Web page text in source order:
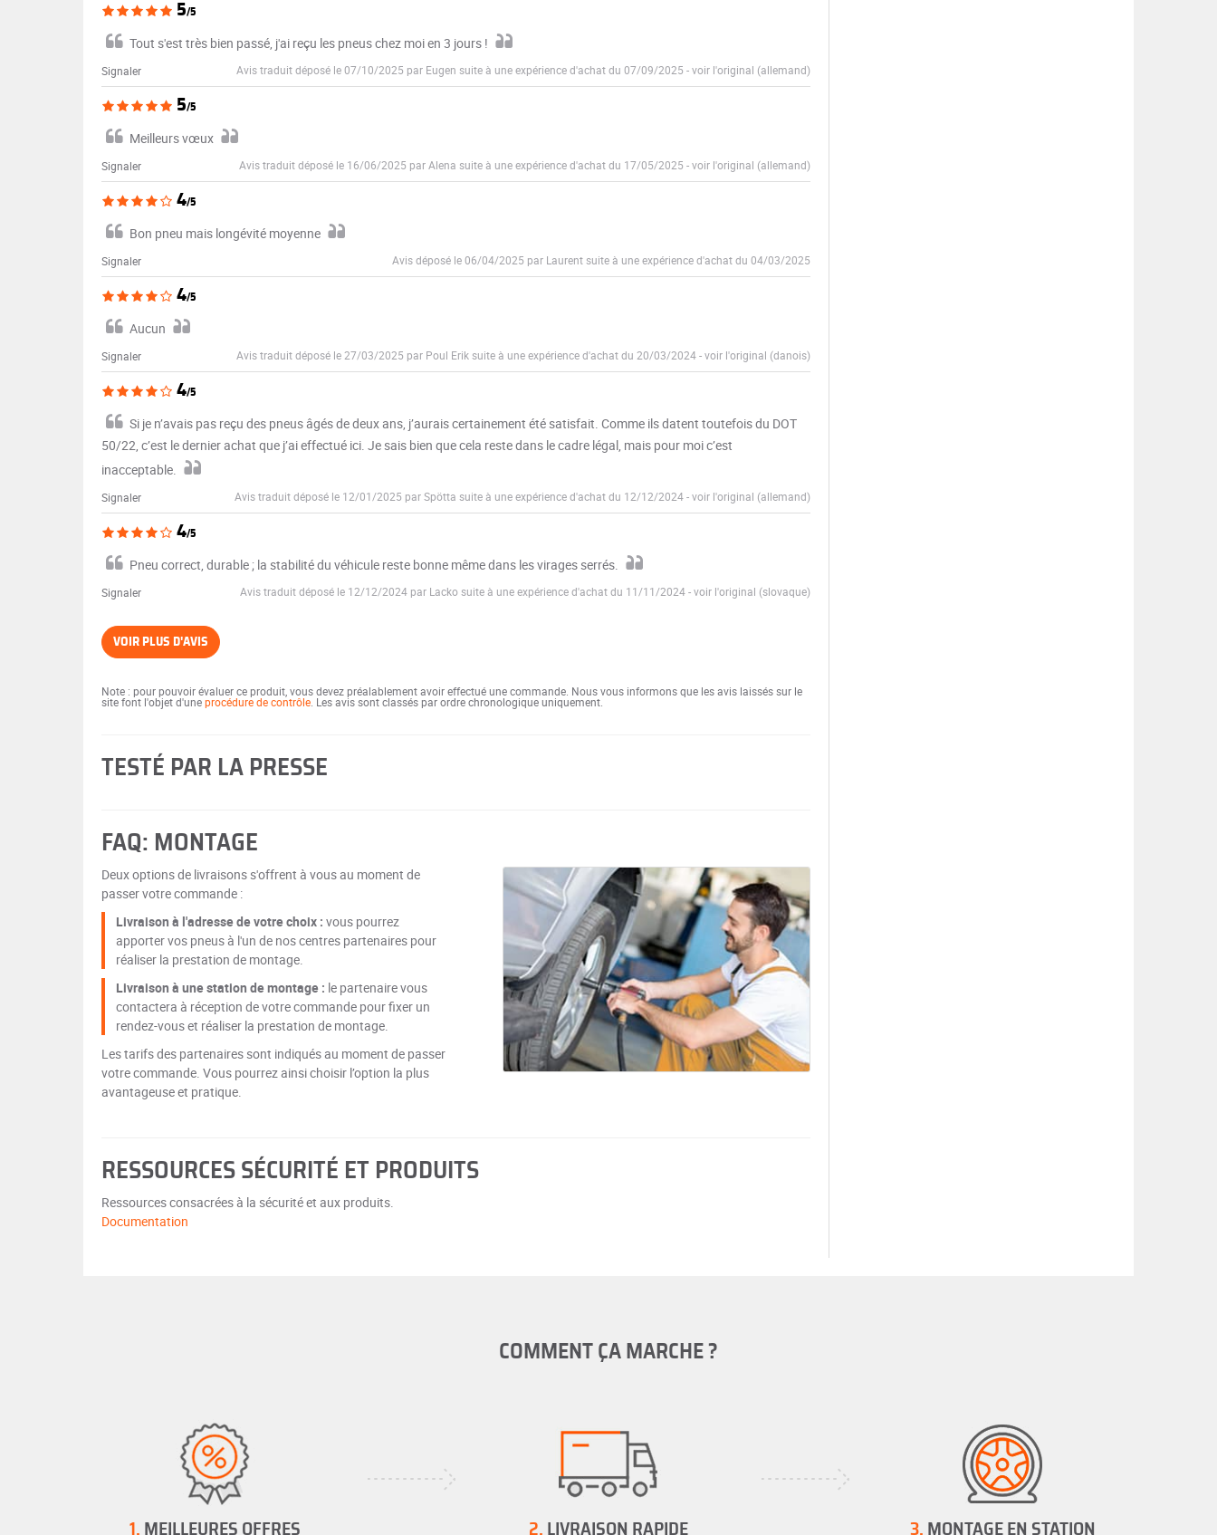
5/5
Tout s'est très bien passé, j'ai reçu les pneus chez moi en 3 jours !
Signaler Avis traduit déposé le 07/10/2025 par Eugen suite à une expérience d'achat du 07/09/2025 -voir l'original (allemand)
5/5
Meilleurs vœux
Signaler Avis traduit déposé le 16/06/2025 par Alena suite à une expérience d'achat du 17/05/2025 -voir l'original (allemand)
4/5
Bon pneu mais longévité moyenne
Signaler Avis déposé le 06/04/2025 par Laurent suite à une expérience d'achat du 04/03/2025
4/5
Aucun
Signaler Avis traduit déposé le 27/03/2025 par Poul Erik suite à une expérience d'achat du 20/03/2024-voir l'original (danois)
4/5
Si je n’avais pas reçu des pneus âgés de deux ans, j’aurais certainement été satisfait. Comme ils datent toutefois du DOT
50/22, c’est le dernier achat que j’ai effectué ici. Je sais bien que cela reste dans le cadre légal, mais pour moi c’est
inacceptable.
Signaler Avis traduit déposé le 12/01/2025 par Spötta suite à une expérience d'achat du 12/12/2024-voir l'original (allemand)
4/5
Pneu correct, durable ; la stabilité du véhicule reste bonne même dans les virages serrés.
Signaler Avis traduit déposé le 12/12/2024 par Lacko suite à une expérience d'achat du 11/11/2024-voir l'original (slovaque)
VOIR PLUS D'AVIS
Note : pour pouvoir évaluer ce produit, vous devez préalablement avoir effectué une commande. Nous vous informons que les avis laissés sur le
site font l'objet d'uneprocédure de contrôle . Les avis sont classés par ordre chronologique uniquement.
TESTÉ PAR LA PRESSE
FAQ: MONTAGE
Deux options de livraisons s'offrent à vous au moment de
passer votre commande :
Livraison à l'adresse de votre choix : vous pourrez
apporter vos pneus à l'un de nos centres partenaires pour
réaliser la prestation de montage.
Livraison à une station de montage : le partenaire vous
contactera à réception de votre commande pour fixer un
rendez-vous et réaliser la prestation de montage.
Les tarifs des partenaires sont indiqués au moment de passer
votre commande. Vous pourrez ainsi choisir l’option la plus
avantageuse et pratique.
RESSOURCES SÉCURITÉ ET PRODUITS
Ressources consacrées à la sécurité et aux produits.
Documentation
COMMENT ÇA MARCHE ?
1. MEILLEURES OFFRES 2. LIVRAISON RAPIDE 3. MONTAGE EN STATION